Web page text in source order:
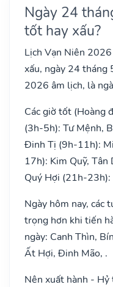
Ngày 24
tốt hay xấu?
Lịch Vạn Niên
xấu, ngày 24
2026 âm lịch, là
Các giờ tốt (Hoàng
(3h-5h): Tư Mệnh,
Đinh Tị (9h-11h):
17h): Kim Quỹ,
Quý Hợi (21h-
Ngày hôm nay, các
trọng hơn khi tiến
ngày: Canh Thìn,
Ất Hợi, Đinh Mão, .
Nên xuất hành -